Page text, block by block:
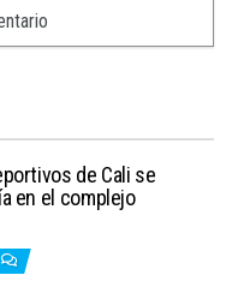
de Cali se
en el complejo